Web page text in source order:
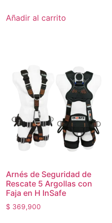
Añadir al carrito
Arnés de Seguridad de
Rescate 5 Argollas con
Faja en H InSafe
$ 369,900